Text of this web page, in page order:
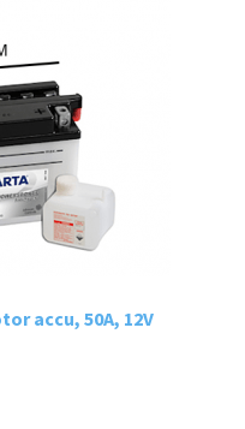
accu, 50A, 12V